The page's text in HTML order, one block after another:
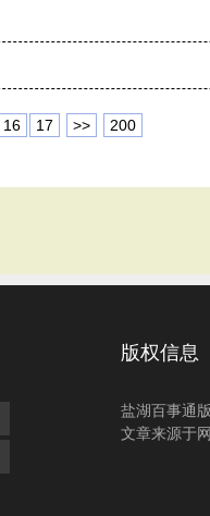
16 17 >> 200
版权信息
盐湖百事通
文章来源于